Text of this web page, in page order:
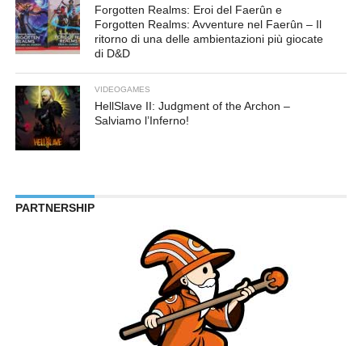
Forgotten Realms: Eroi del Faerûn e
Forgotten Realms: Avventure nel Faerûn – Il
ritorno di una delle ambientazioni più giocate
di D&D
VIDEOGAMES
HellSlave II: Judgment of the Archon –
Salviamo l’Inferno!
PARTNERSHIP